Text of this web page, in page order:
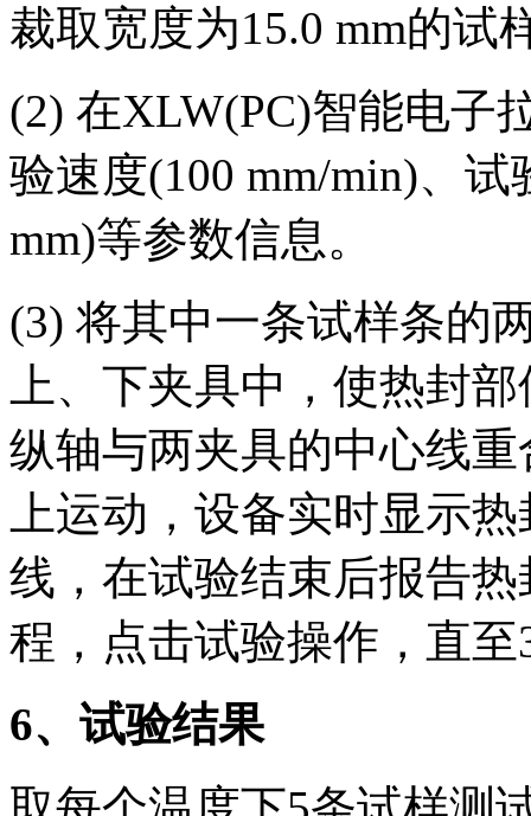
裁取宽度为15.0 mm的试
(2) 在XLW(PC)智能电子
验速度(100 mm/min)、
mm)等参数信息。
(3) 将其中一条试样条的
上、下夹具中，使热封
纵轴与两夹具的中心线
上运动，设备实时显示
线，在试验结束后报告
程，点击试验操作，直
6、试验结果